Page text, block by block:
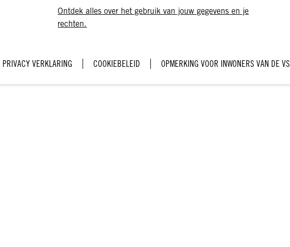
Ontdek alles over het gebruik van jouw gegevens en je
rechten.
PRIVACY VERKLARING COOKIEBELEID OPMERKING VOOR INWONERS VAN DE VS